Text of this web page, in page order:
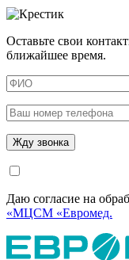
Оставьте свои
ближайшее время.
Даю согласие на
«МЦСМ «Евромед.